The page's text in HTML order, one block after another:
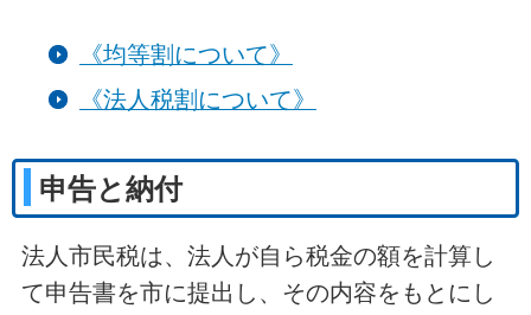
《均等割について》
《法人税割について》
申告と納付
法人市民税は、法人が自ら税金の額を計算し
て申告書を市に提出し、その内容をもとにし